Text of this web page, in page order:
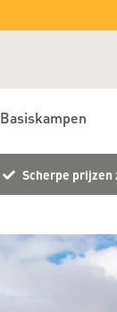
Basiskampen
Scherpe